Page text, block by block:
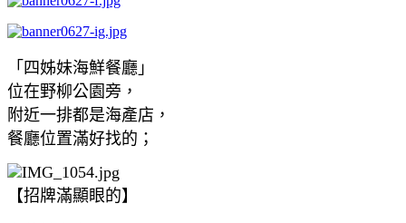
「四姊妹海鮮餐廳」
位在野柳公園旁，
附近一排都是海產店，
餐廳位置滿好找的；
【招牌滿顯眼的】